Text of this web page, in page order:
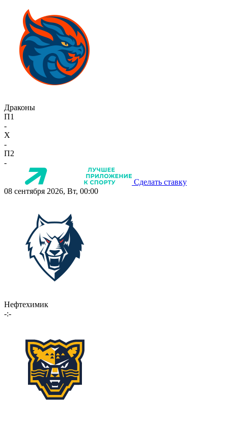
Драконы
П1
-
X
-
П2
-
Сделать ставку
08 сентября 2026, Вт, 00:00
Нефтехимик
-:-